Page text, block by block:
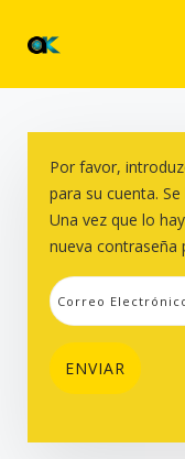
Por favor,
para su cuenta.
Una vez que lo
nueva contraseña
ENVIAR